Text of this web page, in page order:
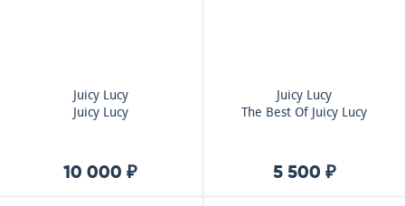
Juicy Lucy
Juicy Lucy
10 000 ₽
Juicy Lucy
The Best Of Juicy Lucy
5 500 ₽